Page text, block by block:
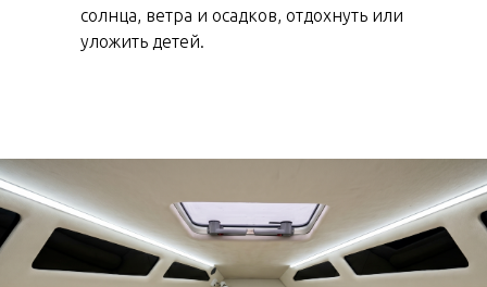
солнца, ветра и осадков, отдохнуть или
уложить детей.